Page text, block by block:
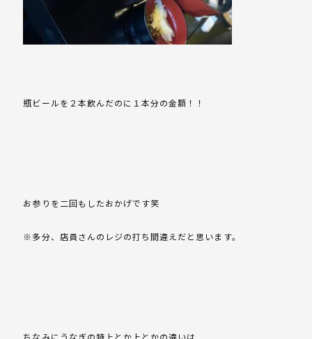
瓶ビールを２本飲んだのに１本分の金額！！
お参りを二回もしたおかげです笑
※多分、店員さんのレジの打ち間違えだと思います。